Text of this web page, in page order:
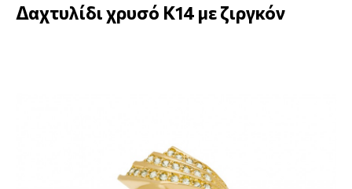
Δαχτυλίδι χρυσό Κ14 με ζιργκόν